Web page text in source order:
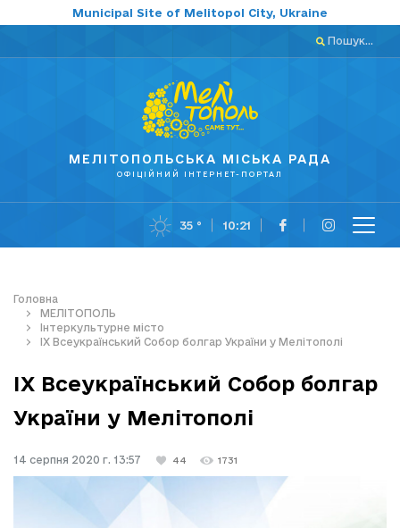
Municipal Site of Melitopol City, Ukraine
Пошук...
МЕЛІТОПОЛЬСЬКА МІСЬКА РАДА
ОФІЦІЙНИЙ ІНТЕРНЕТ-ПОРТАЛ
35 ° 10:21
Головна
МЕЛІТОПОЛЬ
Інтеркультурне місто
ІХ Всеукраїнський Собор болгар України у Мелітополі
ІХ Всеукраїнський Собор болгар
України у Мелітополі
14 серпня 2020 г. 13:57 44 1731